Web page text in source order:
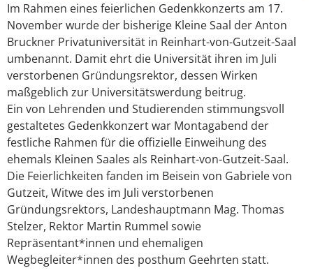
Im Rahmen eines feierlichen Gedenkkonzerts am 17.
November wurde der bisherige Kleine Saal der Anton
Bruckner Privatuniversität in Reinhart-von-Gutzeit-Saal
umbenannt. Damit ehrt die Universität ihren im Juli
verstorbenen Gründungsrektor, dessen Wirken
maßgeblich zur Universitätswerdung beitrug.
Ein von Lehrenden und Studierenden stimmungsvoll
gestaltetes Gedenkkonzert war Montagabend der
festliche Rahmen für die offizielle Einweihung des
ehemals Kleinen Saales als Reinhart-von-Gutzeit-Saal.
Die Feierlichkeiten fanden im Beisein von Gabriele von
Gutzeit, Witwe des im Juli verstorbenen
Gründungsrektors, Landeshauptmann Mag. Thomas
Stelzer, Rektor Martin Rummel sowie
Repräsentant*innen und ehemaligen
Wegbegleiter*innen des posthum Geehrten statt.